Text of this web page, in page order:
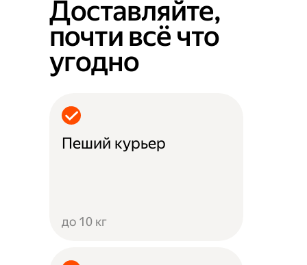
Доставляйте,
почти всё что
угодно
Пеший курьер
до 10 кг